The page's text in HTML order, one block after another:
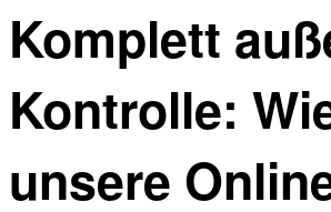
Komplett
Kontrolle:
unsere